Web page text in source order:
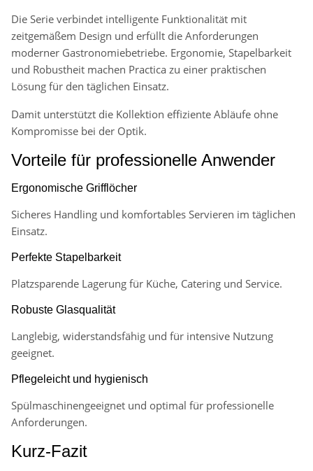
Die Serie verbindet intelligente Funktionalität mit
zeitgemäßem Design und erfüllt die Anforderungen
moderner Gastronomiebetriebe. Ergonomie, Stapelbarkeit
und Robustheit machen Practica zu einer praktischen
Lösung für den täglichen Einsatz.
Damit unterstützt die Kollektion effiziente Abläufe ohne
Kompromisse bei der Optik.
Vorteile für professionelle Anwender
Ergonomische Grifflöcher
Sicheres Handling und komfortables Servieren im täglichen
Einsatz.
Perfekte Stapelbarkeit
Platzsparende Lagerung für Küche, Catering und Service.
Robuste Glasqualität
Langlebig, widerstandsfähig und für intensive Nutzung
geeignet.
Pflegeleicht und hygienisch
Spülmaschinengeeignet und optimal für professionelle
Anforderungen.
Kurz-Fazit